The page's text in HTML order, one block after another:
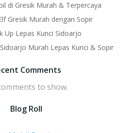
di Gresik Murah & Terpercaya
Gresik Murah dengan Sopir
Up Lepas Kunci Sidoarjo
Murah Lepas Kunci & Sopir
Comments
to show.
Blog Roll